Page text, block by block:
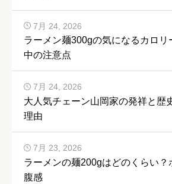
ラーメン麺300gの気になるカロリ
中の注意点
7月 24, 2026
大人気チェーン山岡家の発祥と歴
理由
7月 24, 2026
ラーメンの麺200gはどのくらい？
腹感
7月 23, 2026